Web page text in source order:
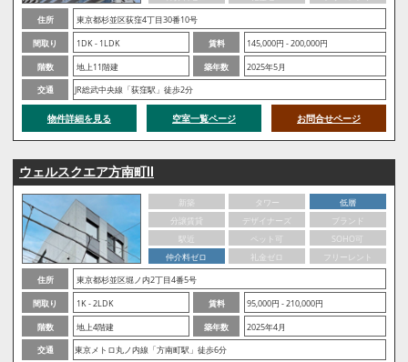
住所
東京都杉並区荻窪4丁目30番10号
間取り
1DK - 1LDK 賃料
145,000円 - 200,000円
階数
地上11階建 築年数
2025年5月
交通
JR総武中央線「荻窪駅」徒歩2分
物件詳細を見る 空室一覧ページ お問合せページ
ウェルスクエア方南町Ⅱ
新築 タワー
低層
分譲賃貸
デザイナーズ
ブランド
駅近
ペット可
SOHO可
仲介料ゼロ
礼金ゼロ
フリーレント
住所
東京都杉並区堀ノ内2丁目4番5号
間取り
1K - 2LDK 賃料
95,000円 - 210,000円
階数
地上4階建 築年数
2025年4月
交通
東京メトロ丸ノ内線「方南町駅」徒歩6分